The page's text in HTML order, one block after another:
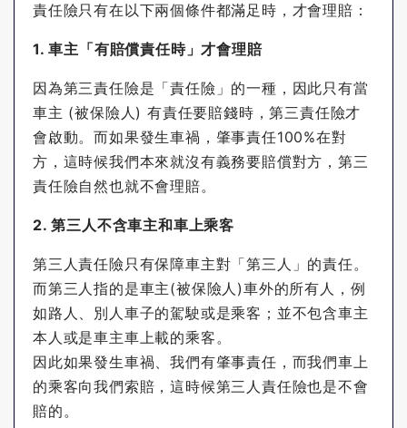
責任險只有在以下兩個條件都滿足時，才會理賠：
1. 車主「有賠償責任時」才會理賠
因為第三責任險是「責任險」的一種，因此只有當
車主 (被保險人) 有責任要賠錢時，第三責任險才
會啟動。而如果發生車禍，肇事責任100%在對
方，這時候我們本來就沒有義務要賠償對方，第三
責任險自然也就不會理賠。
2. 第三人不含車主和車上乘客
第三人責任險只有保障車主對「第三人」的責任。
而第三人指的是車主(被保險人)車外的所有人，例
如路人、別人車子的駕駛或是乘客；並不包含車主
本人或是車主車上載的乘客。
因此如果發生車禍、我們有肇事責任，而我們車上
的乘客向我們索賠，這時候第三人責任險也是不會
賠的。